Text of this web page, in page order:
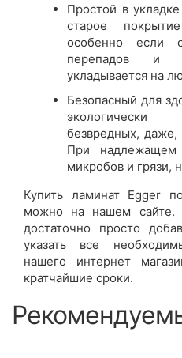
Простой в
старое
особенно если
перепадов и
укладывается на
Безопасный для
экологически
безвредных, даже,
При надлежащем
микробов и грязи,
Купить ламинат Egger
можно на нашем сайте.
достаточно просто
указать все
нашего интернет
кратчайшие сроки.